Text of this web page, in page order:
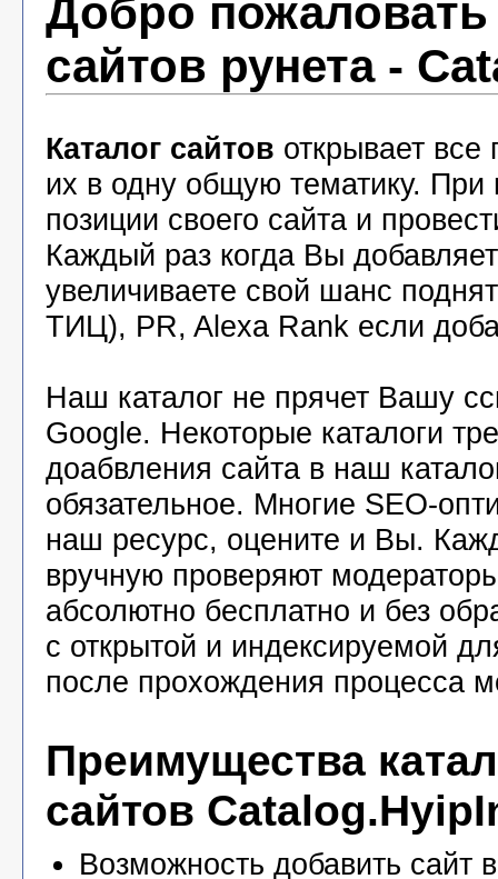
Добро
сайтов рунета -
Каталог сайтов открывает все
их в одну общую тематику.
позиции своего сайта и
Каждый раз когда Вы
увеличиваете свой шанс
ТИЦ), PR, Alexa Rank если
Наш каталог не прячет Вашу
Google. Некоторые каталоги
доабвления сайта в наш
обязательное. Многие SEO-
наш ресурс, оцените и Вы.
вручную проверяют
абсолютно бесплатно и без
с открытой и индексируемой
после прохождения процесса
Преимущества
сайтов
Возможность добавить сайт